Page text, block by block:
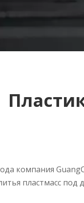
компания
пластмасс